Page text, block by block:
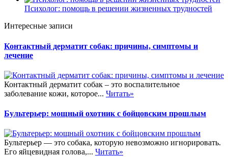
Психолог: помощь в решении жизненных трудностей
Интересные записи
Контактный дерматит собак: причины, симптомы и
лечение
Контактный дерматит собак – это воспалительное
заболевание кожи, которое... Читать»
Бультерьер: мощный охотник с бойцовским прошлым
Бультерьер — это собака, которую невозможно игнорировать.
Его яйцевидная голова,... Читать»